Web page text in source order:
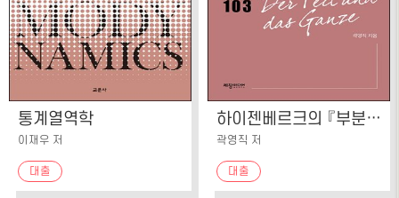
통계열역학
이재우 저
대출
하이젠베르크의 『부분과 전체』 읽기
곽영직 저
대출